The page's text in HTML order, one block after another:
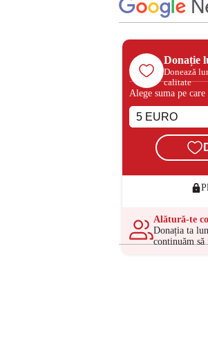
Donație
Donează
calitate
Alege suma pe
Alătură-te
Donația ta
continuăm